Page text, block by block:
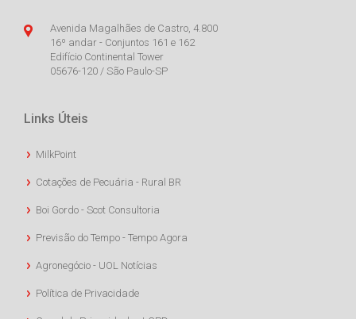
Avenida Magalhães de Castro, 4.800
16º andar - Conjuntos 161 e 162
Edifício Continental Tower
05676-120 / São Paulo-SP
Links Úteis
MilkPoint
Cotações de Pecuária - Rural BR
Boi Gordo - Scot Consultoria
Previsão do Tempo - Tempo Agora
Agronegócio - UOL Notícias
Política de Privacidade